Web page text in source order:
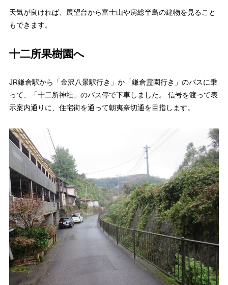
天気が良ければ、展望台から富士山や房総半島の建物を見ること
もできます。
十二所果樹園へ
JR鎌倉駅から「金沢八景駅行き」か「鎌倉霊園行き」のバスに乗
って、「十二所神社」のバス停で下車しました。 信号を渡って表
示案内通りに、住宅街を通って朝夷奈切通を目指します。